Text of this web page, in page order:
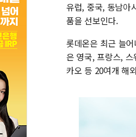
유럽, 중국, 동남아
품을 선보인다.
롯데온은 최근 늘
은 영국, 프랑스,
카오 등 20여개 해